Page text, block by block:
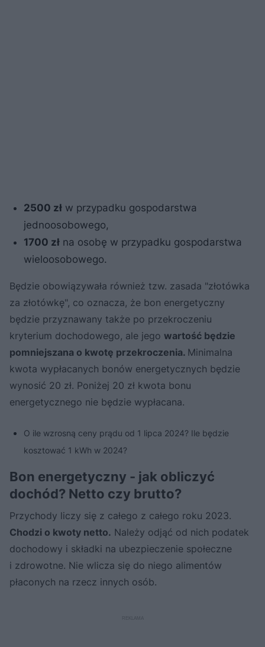
2500 zł w przypadku gospodarstwa
jednoosobowego,
1700 zł na osobę w przypadku gospodarstwa
wieloosobowego.
Będzie obowiązywała również tzw. zasada "złotówka
za złotówkę", co oznacza, że bon energetyczny
będzie przyznawany także po przekroczeniu
kryterium dochodowego, ale jego wartość będzie
pomniejszana o kwotę przekroczenia. Minimalna
kwota wypłacanych bonów energetycznych będzie
wynosić 20 zł. Poniżej 20 zł kwota bonu
energetycznego nie będzie wypłacana.
O ile wzrosną ceny prądu od 1 lipca 2024? Ile będzie
kosztować 1 kWh w 2024?
Bon energetyczny - jak obliczyć
dochód? Netto czy brutto?
Przychody liczy się z całego z całego roku 2023.
Chodzi o kwoty netto. Należy odjąć od nich podatek
dochodowy i składki na ubezpieczenie społeczne
i zdrowotne. Nie wlicza się do niego alimentów
płaconych na rzecz innych osób.